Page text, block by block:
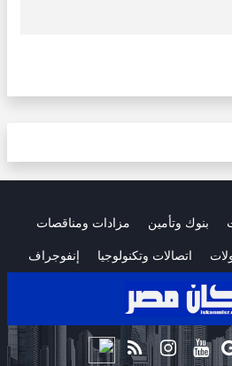
بنوك وتأمين مزادات ومناقصات
اتصالات وتكنولوجيا إنفوجراف